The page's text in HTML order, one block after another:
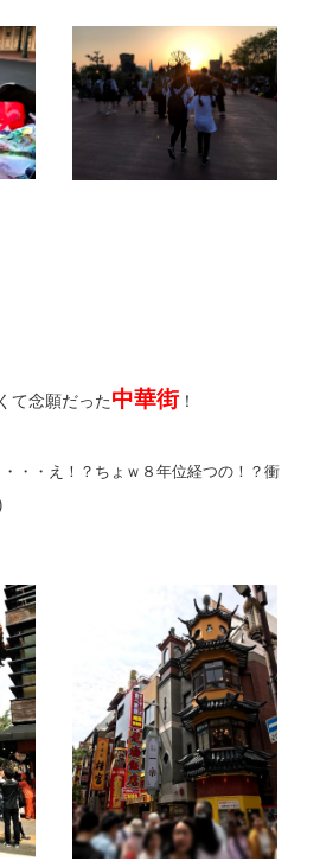
て念願だった中華街 ！
・・え！？ちょｗ８年位経つの！？衝